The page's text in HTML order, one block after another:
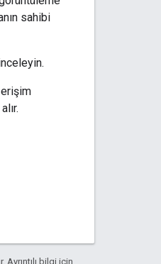
sahibi
erişim
Ayrıntılı bilgi için